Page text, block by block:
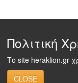
Πολιτική
Το site heraklion.gr
CLOSE